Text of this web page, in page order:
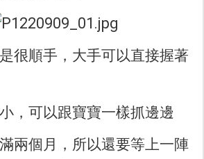
很順手，大手可以直接握著
，可以跟寶寶一樣抓邊邊
兩個月，所以還要等上一陣